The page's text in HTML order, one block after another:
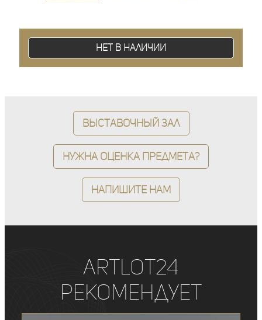
Нет в наличии
Выставочный зал
Нужна оценка предмета?
Напишите нам
ArtLot24
рекомендует